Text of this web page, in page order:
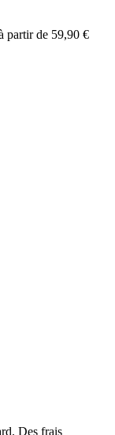
partir de 59,90 €
Des frais